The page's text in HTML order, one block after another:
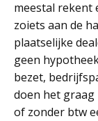
meestal rekent
zoiets aan de
plaatselijke
geen
bezet,
doen het
of zonder btw